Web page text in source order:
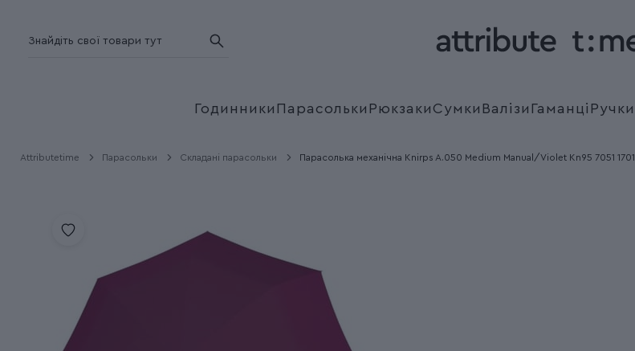
Годинники Парасольки Рюкзаки Сумки Валізи Гаманці Ручки
Attributetime Парасольки Складані парасольки Парасолька механічна Knirps A.050 Medium Manual/Violet Kn95 7051 1701